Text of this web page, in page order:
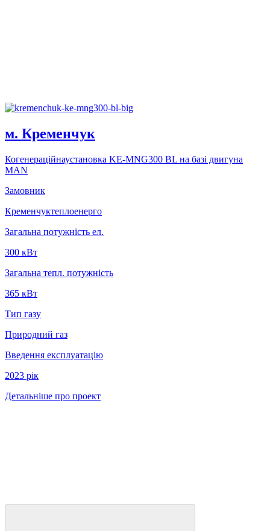
м. Кременчук
Когенерацiйнаустановка KE-MNG300 BL на базi двигуна
MAN
Замовник
Кременчуктеплоенерго
Загальна потужність ел.
300 кВт
Загальна тепл. потужність
365 кВт
Тип газу
Природний газ
Введення експлуатацію
2023 рiк
Детальніше про проект